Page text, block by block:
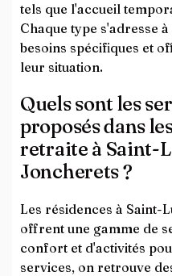
tels que l'accueil
Chaque type s'adresse
besoins spécifiques et
leur situation.
Quels sont les
proposés dans
retraite à Saint-
Joncherets ?
Les résidences à Saint-
offrent une gamme de
confort et d'activités
services, on retrouve